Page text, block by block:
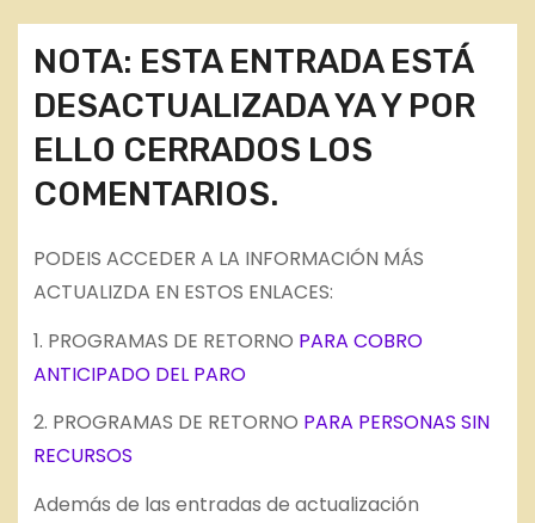
NOTA: ESTA ENTRADA ESTÁ
DESACTUALIZADA YA Y POR
ELLO CERRADOS LOS
COMENTARIOS.
PODEIS ACCEDER A LA INFORMACIÓN MÁS
ACTUALIZDA EN ESTOS ENLACES:
1. PROGRAMAS DE RETORNO PARA COBRO
ANTICIPADO DEL PARO
2. PROGRAMAS DE RETORNO PARA PERSONAS SIN
RECURSOS
Además de las entradas de actualización